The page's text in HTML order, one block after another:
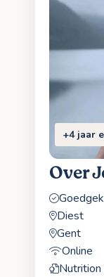
+4 jaar
Over
Diest
Gent
Online